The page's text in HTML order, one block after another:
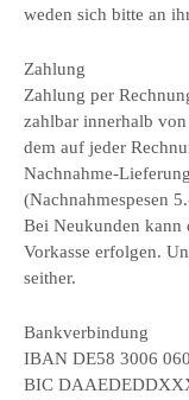
weden sich bitte an
Zahlung
Zahlung per
zahlbar innerhalb von
dem auf jeder
Nachnahme-Lieferung
(Nachnahmespesen
Bei Neukunden kann
Vorkasse erfolgen.
seither.
Bankverbindung
IBAN DE58 3006
BIC